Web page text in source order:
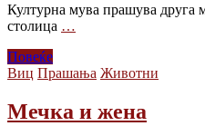
Културна мува прашува друга
столица …
Повеќе
Виц Прашања Животни
Мечка и жена